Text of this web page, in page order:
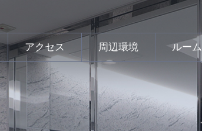
アクセス 周辺環境 ルーム